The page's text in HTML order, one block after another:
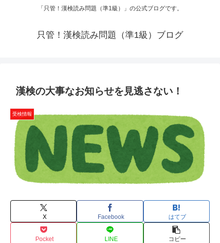
「只管！漢検読み問題（準1級）」の公式ブログです。
只管！漢検読み問題（準1級）ブログ
漢検の大事なお知らせを見逃さない！
受検情報
X Facebook はてブ
Pocket LINE コピー